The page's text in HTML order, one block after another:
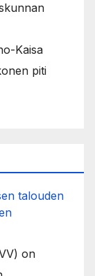
Kaisa
piti
talouden
on